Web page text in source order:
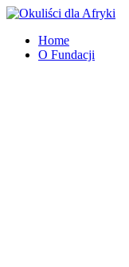
Home
O Fundacji